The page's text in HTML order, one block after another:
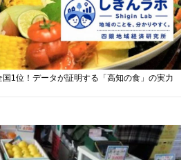
1位！データが証明する「高知の食」の実力